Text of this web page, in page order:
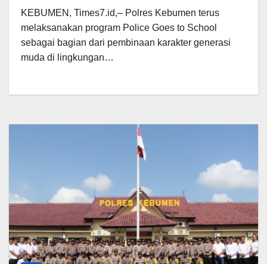
KEBUMEN, Times7.id,– Polres Kebumen terus
melaksanakan program Police Goes to School
sebagai bagian dari pembinaan karakter generasi
muda di lingkungan…